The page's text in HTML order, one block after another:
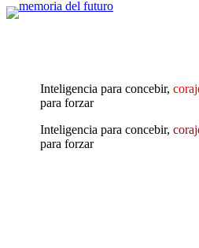
Inteligencia para concebir,
para forzar
Inteligencia para concebir,
para forzar